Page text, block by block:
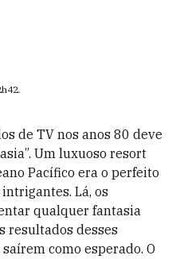
.
de TV nos anos 80 deve
Um luxuoso resort
Pacífico era o perfeito
Lá, os
qualquer fantasia
resultados desses
como esperado. O